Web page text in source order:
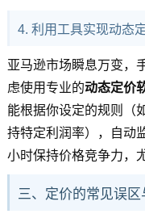
4. 利用工具实现动态
亚马逊市场瞬息万变，
虑使用专业的动态定价
能根据你设定的规则（
持特定利润率），自动
小时保持价格竞争力，
三、定价的常见误区